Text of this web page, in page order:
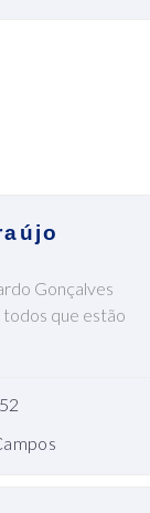
Gonçalves
todos que estão